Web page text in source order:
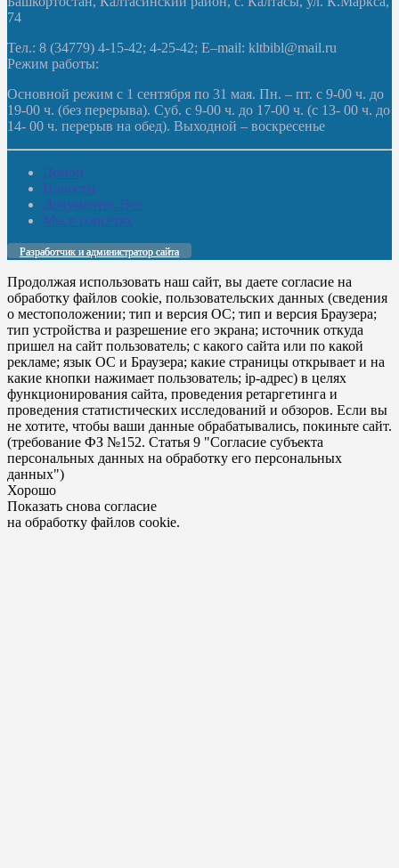
74
Тел.: 8 (34779) 4-15-42; 4-25-42; E–mail: kltbibl@mail.ru
Режим работы:
Основной режим с 1 сентября по 31 мая. Пн. – пт. с 9-00 ч. до
19-00 ч. (без перерыва). Суб. с 9-00 ч. до 17-00 ч. (с 13- 00 ч. до
14- 00 ч. перерыв на обед). Выходной – воскресенье
Домой
Новости
Документы. Все
Мы в соцсетях
Разработчик и администратор сайта
Продолжая использовать наш сайт, вы даете согласие на
обработку файлов cookie, пользовательских данных (сведения
о местоположении; тип и версия ОС; тип и версия Браузера;
тип устройства и разрешение его экрана; источник откуда
пришел на сайт пользователь; с какого сайта или по какой
рекламе; язык ОС и Браузера; какие страницы открывает и на
какие кнопки нажимает пользователь; ip-адрес) в целях
функционирования сайта, проведения ретаргетинга и
проведения статистических исследований и обзоров. Если вы
не хотите, чтобы ваши данные обрабатывались, покиньте сайт.
(требование ФЗ №152. Статья 9 "Согласие субъекта
персональных данных на обработку его персональных
данных")
Хорошо
Показать снова согласие
на обработку файлов cookie.